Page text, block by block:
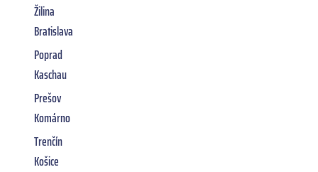
Žilina
Bratislava
Poprad
Kaschau
Prešov
Komárno
Trenčín
Košice